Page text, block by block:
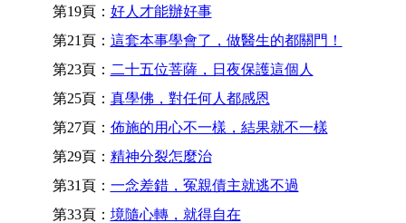
第19頁： 好人才能辦好事
第21頁： 這套本事學會了，做醫生的都關門！
第23頁： 二十五位菩薩，日夜保護這個人
第25頁： 真學佛，對任何人都感恩
第27頁： 佈施的用心不一樣，結果就不一樣
第29頁： 精神分裂怎麼治
第31頁： 一念差錯，冤親債主就逃不過
第33頁： 境隨心轉，就得自在